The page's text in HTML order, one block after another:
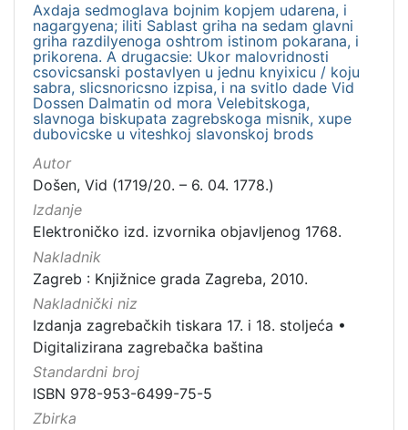
Axdaja sedmoglava bojnim kopjem udarena, i
nagargyena; iliti Sablast griha na sedam glavni
griha razdilyenoga oshtrom istinom pokarana, i
prikorena. A drugacsie: Ukor malovridnosti
csovicsanski postavlyen u jednu knyixicu / koju
sabra, slicsnoricsno izpisa, i na svitlo dade Vid
Dossen Dalmatin od mora Velebitskoga,
slavnoga biskupata zagrebskoga misnik, xupe
dubovicske u viteshkoj slavonskoj brods
Autor
Došen, Vid (1719/20. – 6. 04. 1778.)
Izdanje
Elektroničko izd. izvornika objavljenog 1768.
Nakladnik
Zagreb : Knjižnice grada Zagreba, 2010.
Nakladnički niz
Izdanja zagrebačkih tiskara 17. i 18. stoljeća •
Digitalizirana zagrebačka baština
Standardni broj
ISBN 978-953-6499-75-5
Zbirka